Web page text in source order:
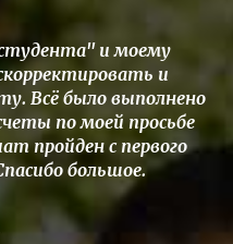
и моему
и
Всё было выполнено
по моей просьбе
пройден с первого
большое.